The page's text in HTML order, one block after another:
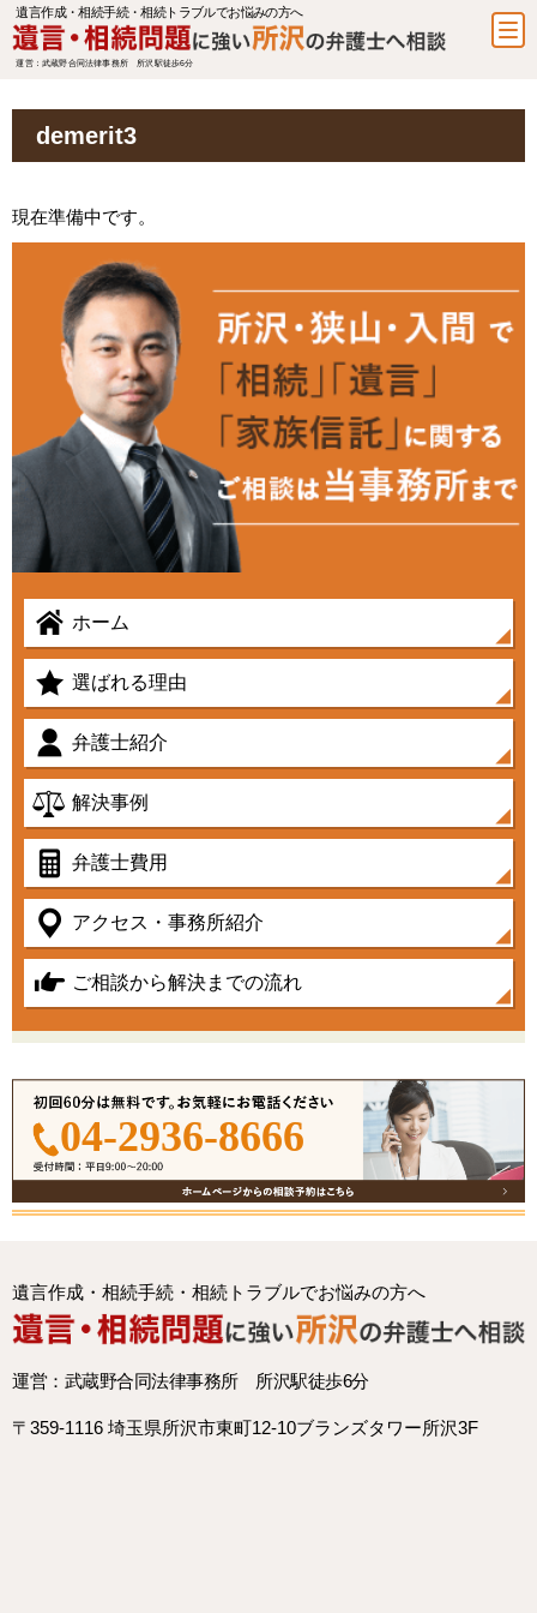
遺言作成・相続手続・相続トラブルでお悩みの方へ
運営：武蔵野合同法律事務所 所沢駅徒歩6分
demerit3
現在準備中です。
ホーム
選ばれる理由
弁護士紹介
解決事例
弁護士費用
アクセス・事務所紹介
ご相談から解決までの流れ
04-2936-8666
遺言作成・相続手続・相続トラブルでお悩みの方へ
運営：武蔵野合同法律事務所 所沢駅徒歩6分
〒359-1116 埼玉県所沢市東町12-10ブランズタワー所沢3F